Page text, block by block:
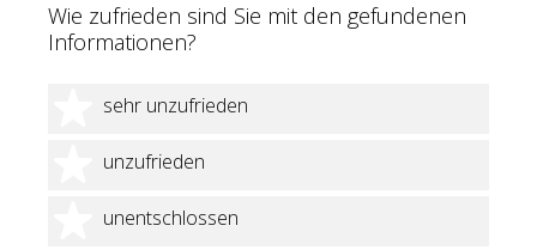
Wie zufrieden sind Sie mit den gefundenen
Informationen?
sehr unzufrieden
1 Stern
unzufrieden
2 Sterne
unentschlossen
3 Sterne